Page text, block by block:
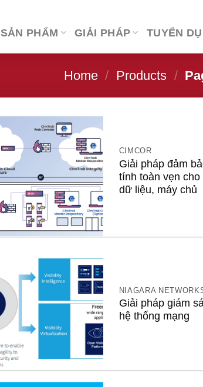
SẢN PHẨM GIẢI PHÁP TUYỂN
Home / Products /
CIMCOR
Giải pháp đảm
tính toàn vẹn cho
dữ liệu, máy chủ
NIAGARA
Giải pháp giám
hệ thống mạng